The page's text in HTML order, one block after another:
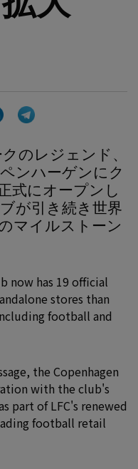
LinkedIn
ンハーゲンにク
式にオープンし
が引き続き世界
マイルストーン
now has 19 official
stores than
football and
the Copenhagen
with the club's
part of LFC's renewed
football retail